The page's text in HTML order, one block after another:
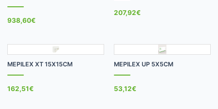
938,60€
207,92€
MEPILEX XT 15X15CM
162,51€
MEPILEX UP 5X5CM
53,12€